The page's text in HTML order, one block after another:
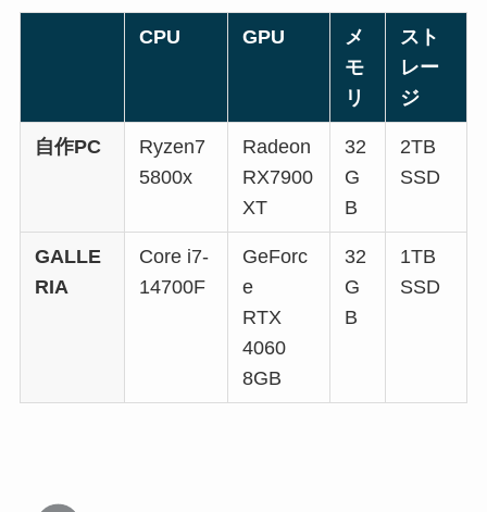
CPU GPU
メ
モ
リ
スト
レー
ジ
自作PC
Ryzen7
5800x
Radeon
RX7900
XT
32
G
B
2TB
SSD
GALLE
RIA
Core i7-
14700F
GeForc
e
RTX
4060
8GB
32
G
B
1TB
SSD